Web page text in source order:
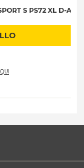
S PS72 XL D-A-B-